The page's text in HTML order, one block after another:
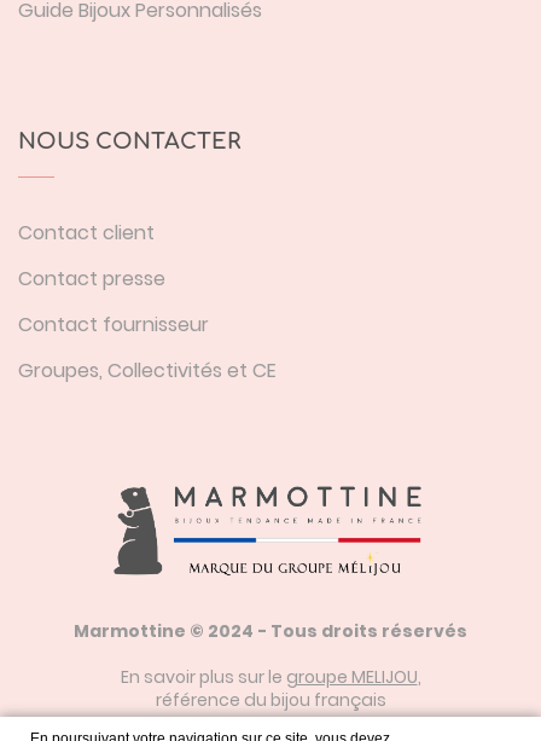
Guide Bijoux Personnalisés
NOUS CONTACTER
Contact client
Contact presse
Contact fournisseur
Groupes, Collectivités et CE
Marmottine © 2024 - Tous droits réservés
En savoir plus sur le groupe MELIJOU,
référence du bijou français